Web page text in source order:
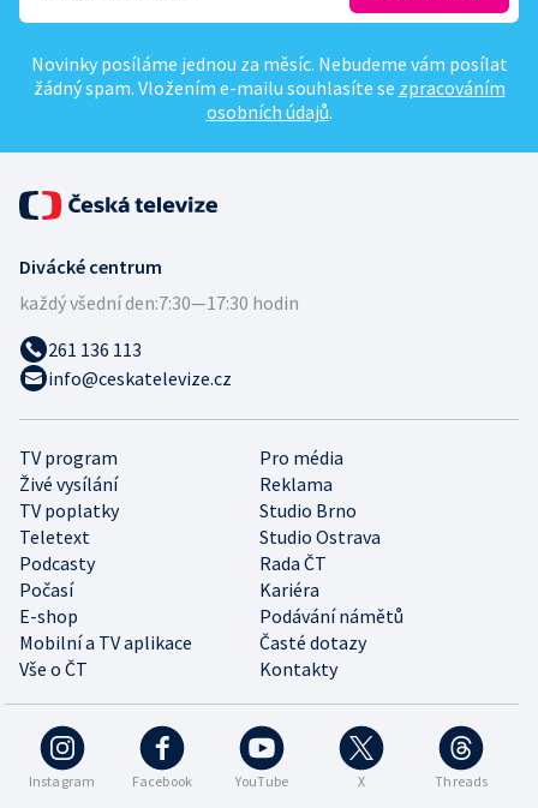
Novinky posíláme jednou za měsíc. Nebudeme vám posílat
žádný spam. Vložením e-mailu souhlasíte se zpracováním
osobních údajů.